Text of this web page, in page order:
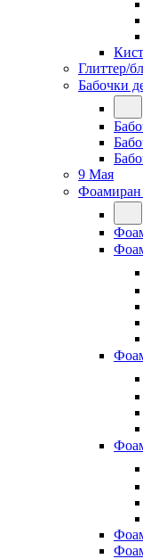
Глиттер/
Бабочки
9 Мая
Фоамиран